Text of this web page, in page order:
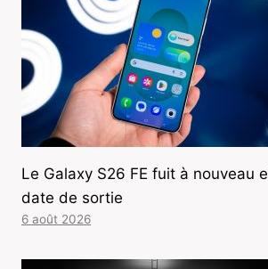
Le Galaxy S26 FE fuit à nouveau
date de sortie
6 août 2026